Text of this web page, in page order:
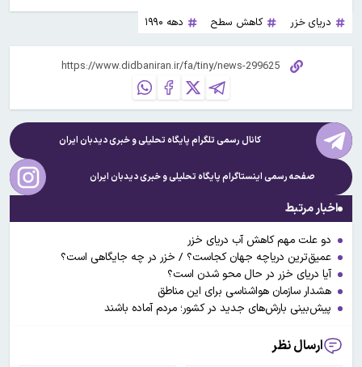
دریای خزر کاهش سطح دهه ۱۹۹۰
کانال رسمی تلگرام پایگاه تحلیلی و خبریدیدبان ایران
صفحه رسمی اینستاگرام پایگاه تحلیلی و خبریدیدبان ایران
اخبار مرتبط
دو علت مهم کاهش آب دریای خزر
عمیق‌ترین دریاچه جهان کجاست؟ / خزر در چه جایگاهی است؟
آیا دریای خزر در حال محو شدن است؟
هشدار سازمان هواشناسی برای این مناطق
پیش‌بینی بارش‌های جدید در کشور؛ مردم آماده باشند
ارسال نظر